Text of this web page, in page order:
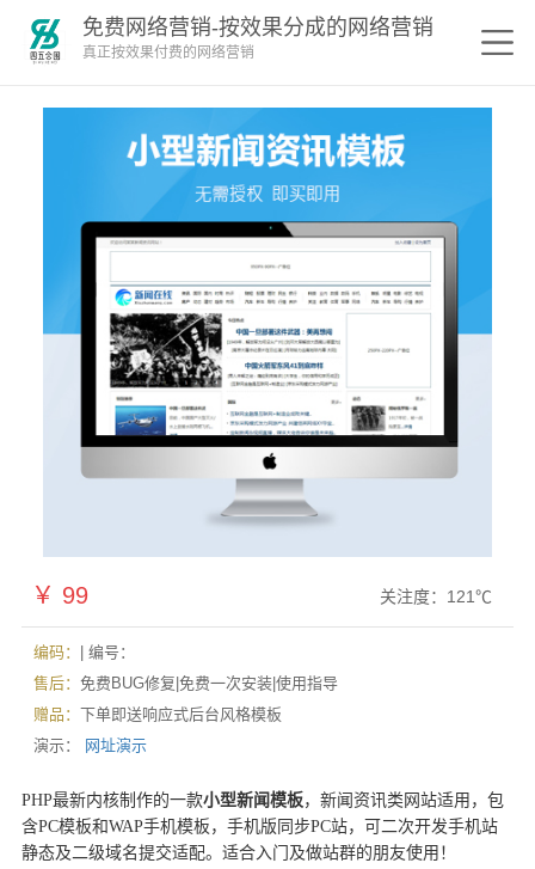
免费网络营销-按效果分成的网络营销
真正按效果付费的网络营销
￥ 99 关注度： 121℃
编码：
| 编号：
售后： 免费BUG修复|免费一次安装|使用指导
赠品： 下单即送响应式后台风格模板
演示：
网址演示
PHP最新内核制作的一款小型新闻模板，新闻资讯类网站适用，包
含PC模板和WAP手机模板，手机版同步PC站，可二次开发手机站
静态及二级域名提交适配。适合入门及做站群的朋友使用！